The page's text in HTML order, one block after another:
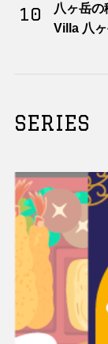
10
八ヶ岳
Villa 八
SERIES